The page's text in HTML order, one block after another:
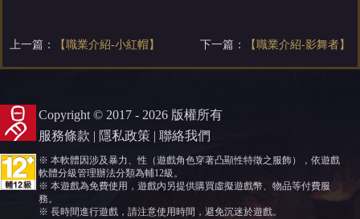
上一篇： 【職業介紹-小紅帽】 下一篇： 【職業介紹-影舞者】
Copyright © 2017 - 2026 版權所有
服務條款 | 隱私政策 | 聯絡我們
※ 本軟體因涉及暴力、性（遊戲角色穿著凸顯性特徵之服飾），依遊戲
軟體分級管理辦法分類為輔12級。
※ 本遊戲為免費使用，遊戲內另提供購買虛擬遊戲幣、物品等付費服
務。
※ 長時間進行遊戲，請注意使用時間，避免沉迷於遊戲。